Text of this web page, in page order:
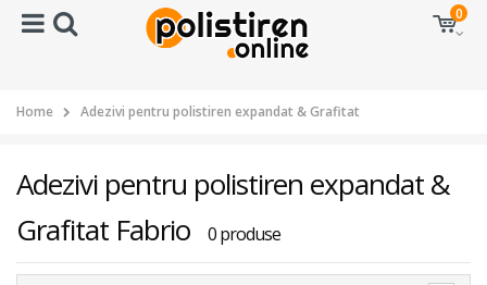
0
Home Adezivi pentru polistiren expandat & Grafitat
Adezivi pentru polistiren expandat &
Grafitat Fabrio
0 produse